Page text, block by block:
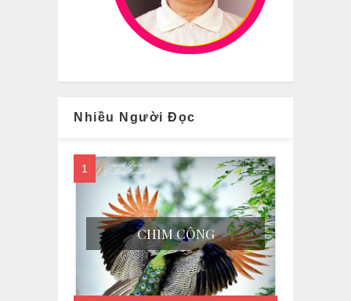
Nhiều Người Đọc
CHIM CÔNG